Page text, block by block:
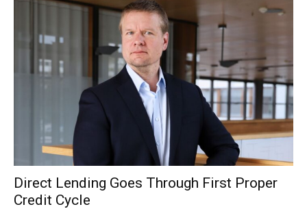
Direct Lending Goes Through First Proper
Credit Cycle